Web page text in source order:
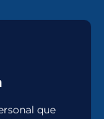
que